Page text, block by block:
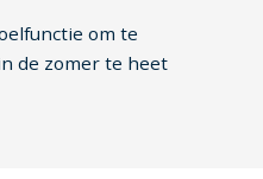
om te
de zomer te heet